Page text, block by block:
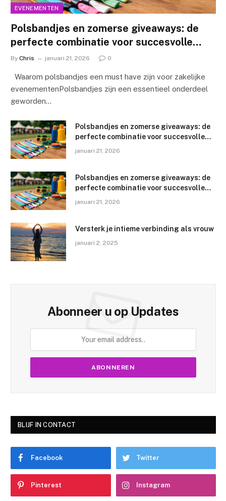
EVENEMENTEN
Polsbandjes en zomerse giveaways: de
perfecte combinatie voor succesvolle
evenementen
By Chris januari 21, 2026 0
Waarom polsbandjes een must have zijn voor zakelijke
evenementenPolsbandjes zijn een essentieel onderdeel
geworden…
Polsbandjes en zomerse giveaways: de
perfecte combinatie voor succesvolle
januari 21, 2026
Polsbandjes en zomerse giveaways: de
perfecte combinatie voor succesvolle
januari 21, 2026
Versterk je intieme verbinding als vrouw
januari 2, 2025
Abonneer u op Updates
BLIJF IN CONTACT
Facebook Twitter
Pinterest Instagram